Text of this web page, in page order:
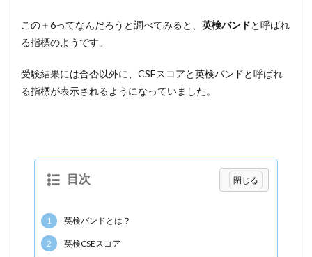
この＋6ってなんだろうと調べてみると、 英検バンドと呼ばれ
る指標のようです。
受験結果には合否以外に、CSEスコアと英検バンドと呼ばれ
る指標が表示されるようになっていました。
目次
1 英検バンドとは？
2 英検CSEスコア